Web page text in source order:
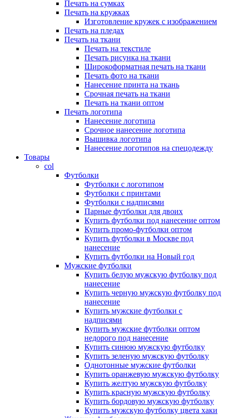
Печать на сумках
Печать на кружках
Изготовление кружек с изображением
Печать на пледах
Печать на ткани
Печать на текстиле
Печать рисунка на ткани
Широкоформатная печать на ткани
Печать фото на ткани
Нанесение принта на ткань
Срочная печать на ткани
Печать на ткани оптом
Печать логотипа
Нанесение логотипа
Срочное нанесение логотипа
Вышивка логотипа
Нанесение логотипов на спецодежду
Товары
col
Футболки
Футболки с логотипом
Футболки с принтами
Футболки с надписями
Парные футболки для двоих
Купить футболки под нанесение оптом
Купить промо-футболки оптом
Купить футболки в Москве под
нанесение
Купить футболки на Новый год
Мужские футболки
Купить белую мужскую футболку под
нанесение
Купить черную мужскую футболку под
нанесение
Купить мужские футболки с
надписями
Купить мужские футболки оптом
недорого под нанесение
Купить синюю мужскую футболку
Купить зеленую мужскую футболку
Однотонные мужские футболки
Купить оранжевую мужскую футболку
Купить желтую мужскую футболку
Купить красную мужскую футболку
Купить бордовую мужскую футболку
Купить мужскую футболку цвета хаки